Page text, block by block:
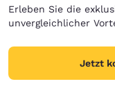
Erleben Sie die
unvergleichlicher
Jetzt